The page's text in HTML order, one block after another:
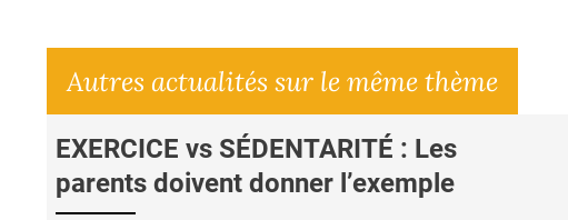
Autres actualités sur le même thème
EXERCICE vs SÉDENTARITÉ : Les
parents doivent donner l’exemple